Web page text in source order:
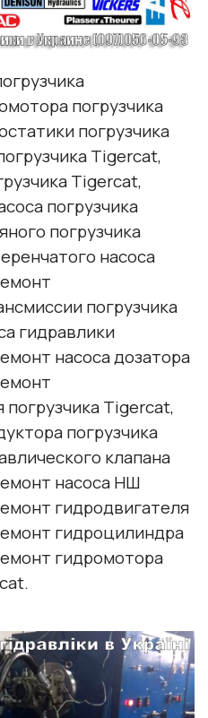
погрузчика
погрузчика
Tigercat,
Tigercat,
погрузчика
погрузчика
насоса
погрузчика
гидравлики
насоса дозатора
Tigercat,
погрузчика
клапана
насоса НШ
гидродвигателя
гидроцилиндра
гидромотора